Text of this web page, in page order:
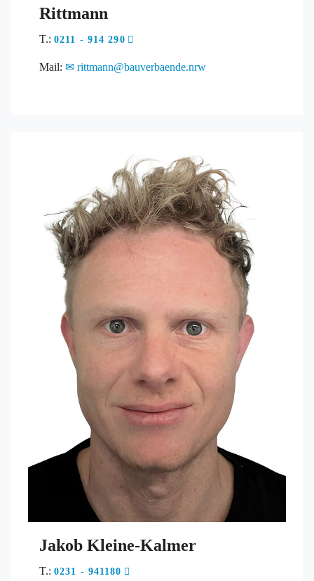
Rittmann
T.: 0211 - 914 290
Mail: rittmann@bauverbaende.nrw
Jakob Kleine-Kalmer
T.: 0231 - 941180